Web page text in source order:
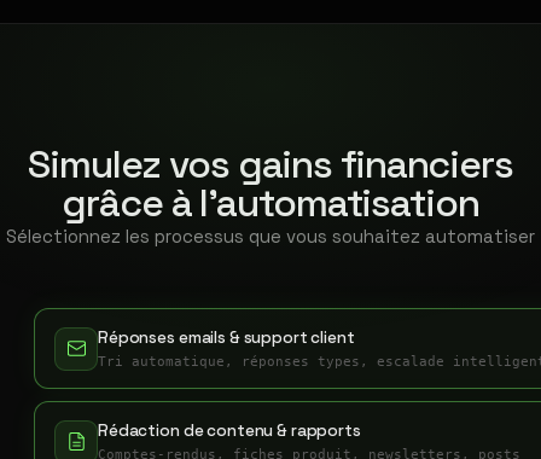
Simulez vos gains financiers
grâce à l'automatisation
Sélectionnez les processus que vous souhaitez automatiser
Réponses emails & support client
Tri automatique, réponses types, escalade
Rédaction de contenu & rapports
Comptes-rendus, fiches produit, newsletters, posts